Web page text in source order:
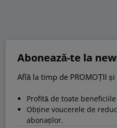
Abonează-te la
Află la timp de PROMOȚII și
Profită de toate
Obține voucerele de
abonaților.